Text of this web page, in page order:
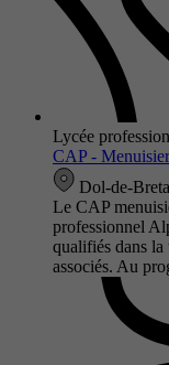
Lycée
CAP -
Dol-de-
Le CAP
professionnel
qualifiés dans la
associés. Au